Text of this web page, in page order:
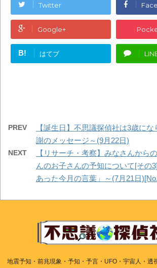
Twitter
Google+
B! はてブ
PREV
【誕生日】不思議探偵社は3歳に
謝のメッセージ～(9月22日)
NEXT
【リサーチ・考察】みなさんから
んのお子さんの予知について[その
あった今月の言葉」～(7月21日
地震予知・前兆現象・予知・予言・UFO・宇宙人・透